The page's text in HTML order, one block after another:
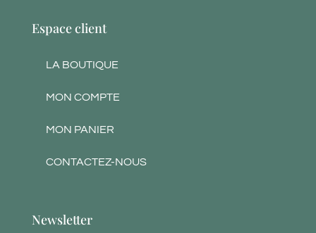
Espace client
LA BOUTIQUE
MON COMPTE
MON PANIER
CONTACTEZ-NOUS
Newsletter